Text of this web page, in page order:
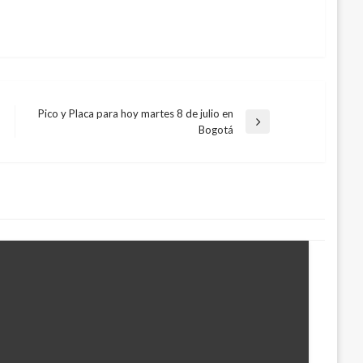
Pico y Placa para hoy martes 8 de julio en
Bogotá